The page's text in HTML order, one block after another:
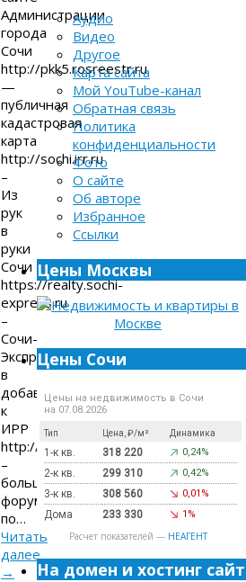
Администрации
города
Сочи
http://pkk5.rosreestr.ru
—
публичная
кадастровая
карта
http://sochi.irr.ru
–
Из
рук
в
руки
Сочи
https://realty.sochi-
express.ru
–
Сочи-
Экспресс,
в
добавление
к
ИРР
http://forum.allsochi.info
–
большой
форум
по…
Читать
далее
→
Аудио
Видео
Другое
Карта сайта
Мой YouTube-канал
Обратная связь
Политика
конфиденциальности
Фото
О сайте
Об авторе
Избранное
Ссылки
Цены Москвы
Цены Сочи
Цены на недвижимость в Сочи
на 07.08.2026
Тип Цена, ₽/м² Динамика
1-к кв. 318 220 0,24%
2-к кв. 299 310 0,42%
3-к кв. 308 560 0,01%
Дома 233 330 1%
Расчет показателей — НЕАГЕНТ
На домен и хостинг